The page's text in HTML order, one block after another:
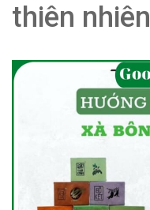
thiên nhiên